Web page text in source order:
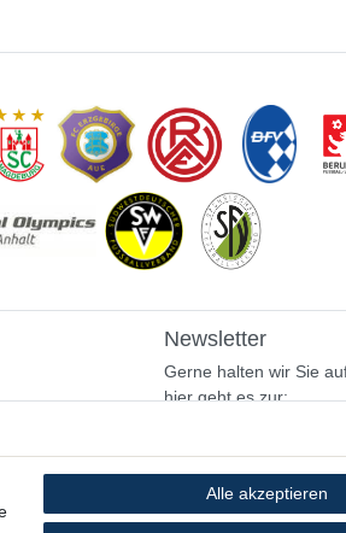
Newsletter
Gerne halten wir Sie
hier geht es zur:
Alle akzeptieren